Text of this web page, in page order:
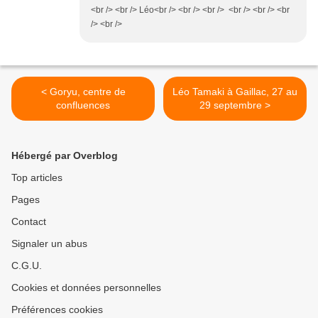
<br /> <br /> Léo<br /> <br /> <br /> <br /> <br /> <br
/> <br />
< Goryu, centre de
confluences
Léo Tamaki à Gaillac, 27 au
29 septembre >
Hébergé par Overblog
Top articles
Pages
Contact
Signaler un abus
C.G.U.
Cookies et données personnelles
Préférences cookies